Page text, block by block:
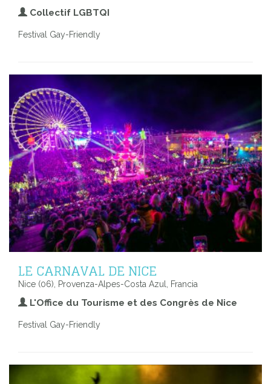
Collectif LGBTQI
Festival Gay-Friendly
LE CARNAVAL DE NICE
Nice (06), Provenza-Alpes-Costa Azul, Francia
L'Office du Tourisme et des Congrès de Nice
Festival Gay-Friendly